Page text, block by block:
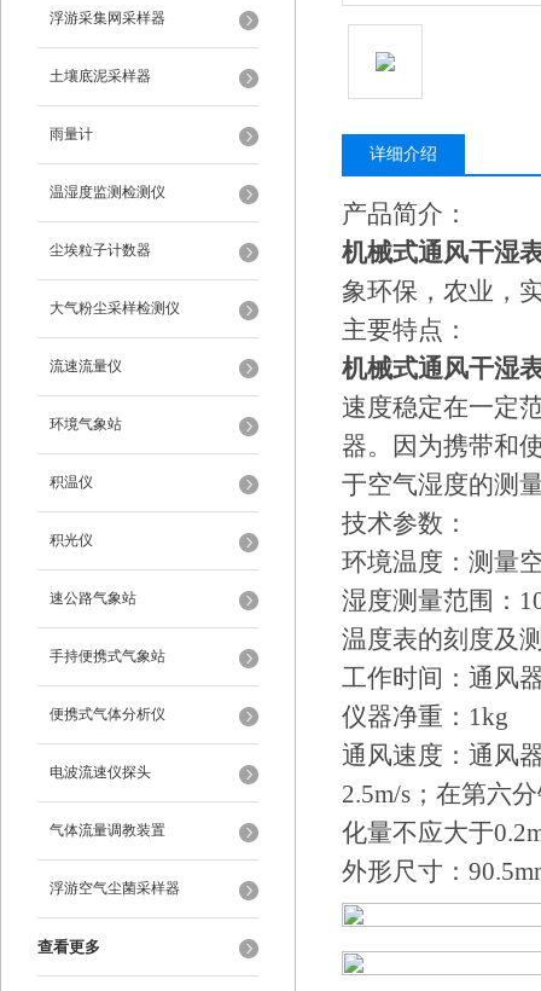
浮游采集网采样器
土壤底泥采样器
雨量计
温湿度监测检测仪
尘埃粒子计数器
大气粉尘采样检测仪
流速流量仪
环境气象站
积温仪
积光仪
速公路气象站
手持便携式气象站
便携式气体分析仪
电波流速仪探头
气体流量调教装置
浮游空气尘菌采样器
查看更多
详细介绍
产品简介：
机械式通风干湿
象环保，农业，
主要特点：
机械式通风干湿
速度稳定在一定
器。因为携带和
于空气湿度的测
技术参数：
环境温度：测量
湿度测量范围：
温度表的刻度及
工作时间：通风
仪器净重：1kg
通风速度：通风
2.5m/s；在第六
化量不应大于
外形尺寸：